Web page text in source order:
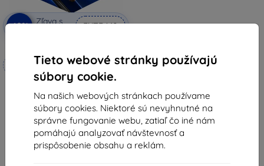
Tieto webové stránky používajú
súbory cookie.
Na našich webových stránkach používame
súbory cookies. Niektoré sú nevyhnutné na
správne fungovanie webu, zatiaľ čo iné nám
pomáhajú analyzovať návštevnosť a
prispôsobenie obsahu a reklám.
-10%
Zľava s
EXTRA10
Vyrobené na mieru
17,90 €
16,11 €
Na sklade 3 ks